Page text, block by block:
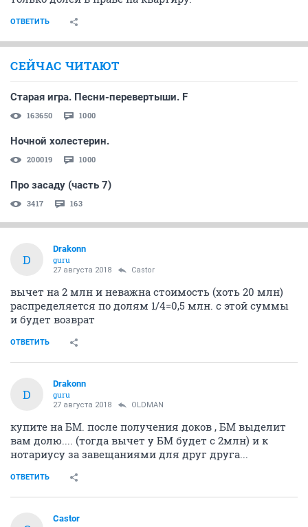
ОТВЕТИТЬ
СЕЙЧАС ЧИТАЮТ
Старая игра. Песни-перевертыши. F
163650 1000
Ночной холестерин.
200019 1000
Про засаду (часть 7)
3417 163
D
Drakonn
guru
27 августа 2018 Castor
вычет на 2 млн и неважна стоимость (хоть 20 млн)
распределяется по долям 1/4=0,5 млн. с этой суммы
и будет возврат
ОТВЕТИТЬ
D
Drakonn
guru
27 августа 2018 OLDMAN
купите на БМ. после получения доков , БМ выделит
вам долю.... (тогда вычет у БМ будет с 2млн) и к
нотариусу за завещаниями для друг друга...
ОТВЕТИТЬ
Castor